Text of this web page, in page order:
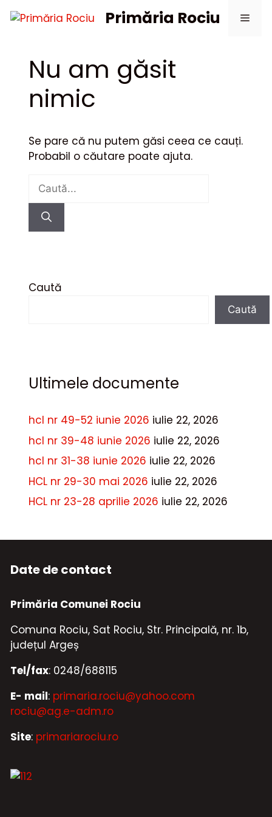
Primăria Rociu
Nu am găsit
nimic
Se pare că nu putem găsi ceea ce cauți.
Probabil o căutare poate ajuta.
Caută
după:
Caută
Caută
Ultimele documente
hcl nr 49-52 iunie 2026 iulie 22, 2026
hcl nr 39-48 iunie 2026 iulie 22, 2026
hcl nr 31-38 iunie 2026 iulie 22, 2026
HCL nr 29-30 mai 2026 iulie 22, 2026
HCL nr 23-28 aprilie 2026 iulie 22, 2026
Date de contact
Primăria Comunei Rociu
Comuna Rociu, Sat Rociu, Str. Principală, nr. 1b,
județul Argeș
Tel/fax: 0248/688115
E- mail: primaria.rociu@yahoo.com
rociu@ag.e-adm.ro
Site: primariarociu.ro